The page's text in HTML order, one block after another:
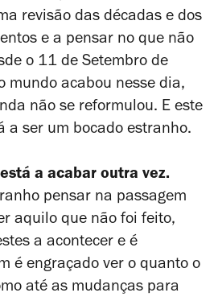
revisão das décadas e dos
e a pensar no que não
o 11 de Setembro de
mundo acabou nesse dia,
não se reformulou. E este
a ser um bocado estranho.
a acabar outra vez.
pensar na passagem
aquilo que não foi feito,
a acontecer e é
é engraçado ver o quanto o
até as mudanças para